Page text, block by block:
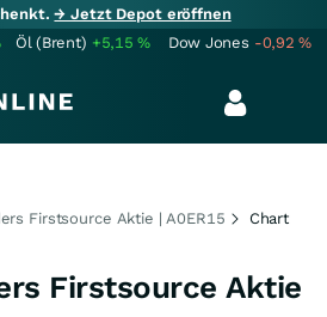
→ Jetzt Depot eröffnen
Öl (Brent) +5,15% Dow Jones -0,92%
Firstsource Aktie | A0ER15 Chart
Firstsource Aktie